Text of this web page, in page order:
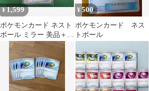
¥1,599
ポケモンカード ネスト
ボール ミラー 美品＋通
常3枚 計4枚セット デッ
キパーツ
¥500
ポケモンカード ネス
トボール